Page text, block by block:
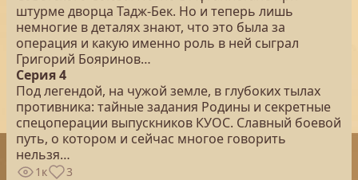
штурме дворца Тадж-Бек. Но и теперь лишь
немногие в деталях знают, что это была за
операция и какую именно роль в ней сыграл
Григорий Бояринов…
Серия 4
Под легендой, на чужой земле, в глубоких тылах
противника: тайные задания Родины и секретные
спецоперации выпускников КУОС. Славный боевой
путь, о котором и сейчас многое говорить
нельзя…
1к 3